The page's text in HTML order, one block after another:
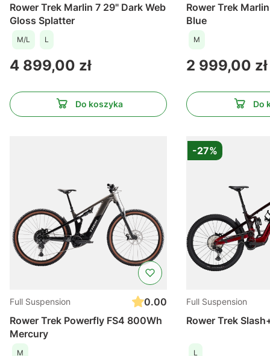
Rower Trek Marlin 7 29" Dark Web
Gloss Splatter
M/L L
Cena
4 899,00 zł
Do koszyka
Rower Trek
Blue
M
Cena
2 999,00 zł
Do
Full Suspension
0.00
Rower Trek Powerfly FS4 800Wh
Mercury
M
-27%
Full Suspension
Rower Trek
L